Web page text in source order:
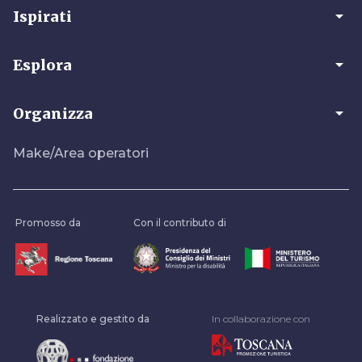
Ispirati arrow_drop_down
Esplora arrow_drop_down
Organizza arrow_drop_down
Make/Area operatori
Promosso da Con il contributo di
Realizzato e gestito da In collaborazione con